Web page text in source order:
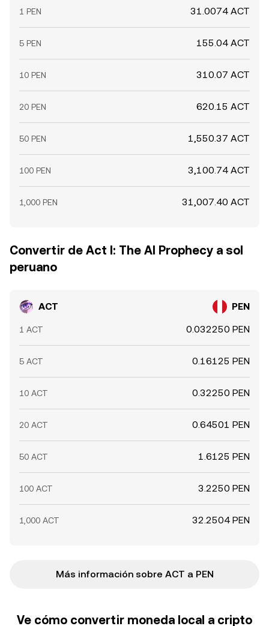
1 PEN 31.0074 ACT
5 PEN 155.04 ACT
10 PEN 310.07 ACT
20 PEN 620.15 ACT
50 PEN 1,550.37 ACT
100 PEN 3,100.74 ACT
1,000 PEN 31,007.40 ACT
Convertir de Act I: The AI Prophecy a sol
peruano
ACT PEN
1 ACT 0.032250 PEN
5 ACT 0.16125 PEN
10 ACT 0.32250 PEN
20 ACT 0.64501 PEN
50 ACT 1.6125 PEN
100 ACT 3.2250 PEN
1,000 ACT 32.2504 PEN
Más información sobre ACT a PEN
Ve cómo convertir moneda local a cripto